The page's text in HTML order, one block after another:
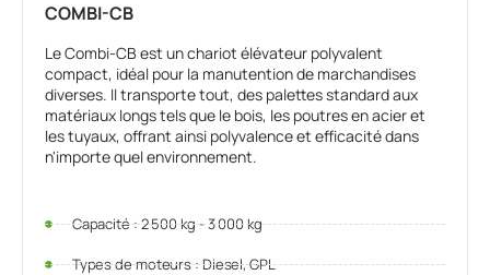
COMBI-CB
Le Combi-CB est un chariot élévateur polyvalent
compact, idéal pour la manutention de marchandises
diverses. Il transporte tout, des palettes standard aux
matériaux longs tels que le bois, les poutres en acier et
les tuyaux, offrant ainsi polyvalence et efficacité dans
n'importe quel environnement.
Capacité : 2 500 kg - 3 000 kg
Types de moteurs : Diesel, GPL